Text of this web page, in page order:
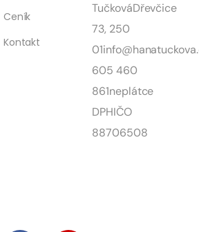
Ceník
Kontakt
TučkováDřevčice
73, 250
01
605 460
861neplátce
DPHIČO
88706508